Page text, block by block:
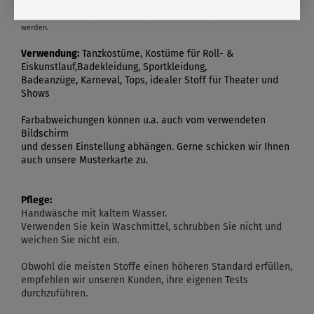
werden.
Verwendung: Tanzkostüme, Kostüme für Roll- &
Eiskunstlauf,Badekleidung, Sportkleidung,
Badeanzüge, Karneval, Tops, idealer Stoff für Theater und
Shows
Farbabweichungen können u.a. auch vom verwendeten
Bildschirm
und dessen Einstellung abhängen. Gerne schicken wir Ihnen
auch unsere Musterkarte zu.
Pflege:
Handwäsche mit kaltem Wasser.
Verwenden Sie kein Waschmittel, schrubben Sie nicht und
weichen Sie nicht ein.
Obwohl die meisten Stoffe einen höheren Standard erfüllen,
empfehlen wir unseren Kunden, ihre eigenen Tests
durchzuführen.